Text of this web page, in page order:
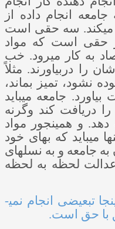
انجام داده از
می­کند. سه حقی است
حقی است که مواد
به کار می­رود. خب
را دربیاورند. مثلاً
نشود، تمیز بماند،
جامعه می­باید
دریافت کند وگرنه
دهد. و همینجور مواد
می­باید که بهای خود
به جامعه و به نسل­های
عدالت لحظه به لحظه
خانم ژاله وفا: سنجشی که اینجا تبعیضی انجام نمی­
با حق است.